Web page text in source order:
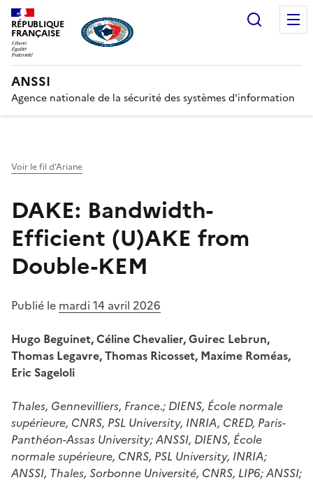
RÉPUBLIQUE
FRANÇAISE
ANSSI
Agence nationale de la sécurité des systèmes d'information
Voir le fil d’Ariane
DAKE: Bandwidth-
Efficient (U)AKE from
Double-KEM
Publié le mardi 14 avril 2026
Hugo Beguinet, Céline Chevalier, Guirec Lebrun,
Thomas Legavre, Thomas Ricosset, Maxime Roméas,
Eric Sageloli
Thales, Gennevilliers, France.; DIENS, École normale
supérieure, CNRS, PSL University, INRIA, CRED, Paris-
Panthéon-Assas University; ANSSI, DIENS, École
normale supérieure, CNRS, PSL University, INRIA;
ANSSI, Thales, Sorbonne Université, CNRS, LIP6; ANSSI;